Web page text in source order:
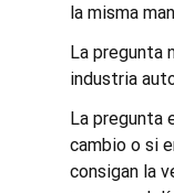
la misma
La pregunta
industria
La pregunta
cambio o si
consigan la